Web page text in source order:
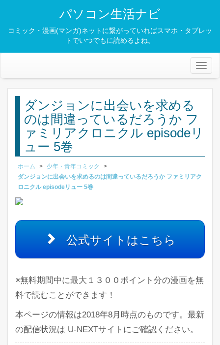
パソコン生活ナビ
コミック・漫画(マンガ)ネットに繋がっていればスマホ・タブレッ
トでいつでもに読めるよね。
ダンジョンに出会いを求める
のは間違っているだろうか フ
ァミリアクロニクル episodeリ
ュー 5巻
ホーム > 少年・青年コミック
>
ダンジョンに出会いを求めるのは間違っているだろうか ファミリアク
ロニクル episodeリュー 5巻
公式サイトはこちら
※無料期間中に最大１３００ポイント分の漫画を無
料で読むことができます！
本ページの情報は2018年8月時点のものです。最新
の配信状況は U-NEXTサイトにご確認ください。